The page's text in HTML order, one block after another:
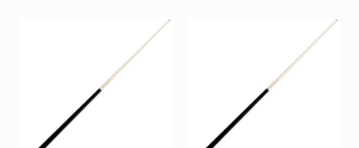
Kruiptunnels
Diversen
Voor
de
Gehoorbescherming